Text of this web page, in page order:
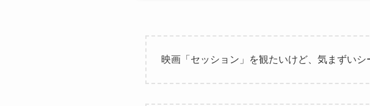
映画「セッション」を観たいけど、気まずいシ